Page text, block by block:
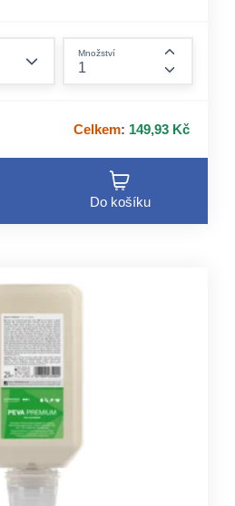
Množství
Celkem: 149,93 Kč
Do košíku